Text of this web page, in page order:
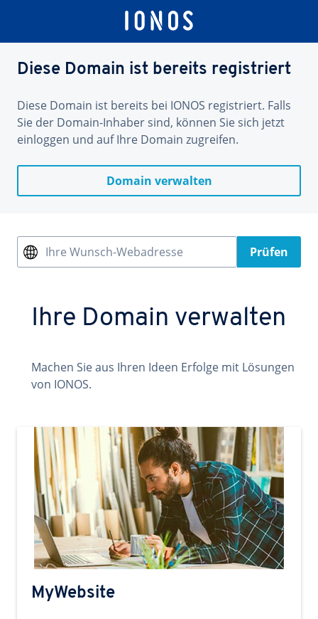
Diese Domain ist bereits registriert
Diese Domain ist bereits bei IONOS registriert. Falls
Sie der Domain-Inhaber sind, können Sie sich jetzt
einloggen und auf Ihre Domain zugreifen.
Domain verwalten
Ihre Wunsch-Webadresse Prüfen
Ihre Domain verwalten
Machen Sie aus Ihren Ideen Erfolge mit Lösungen
von IONOS.
MyWebsite